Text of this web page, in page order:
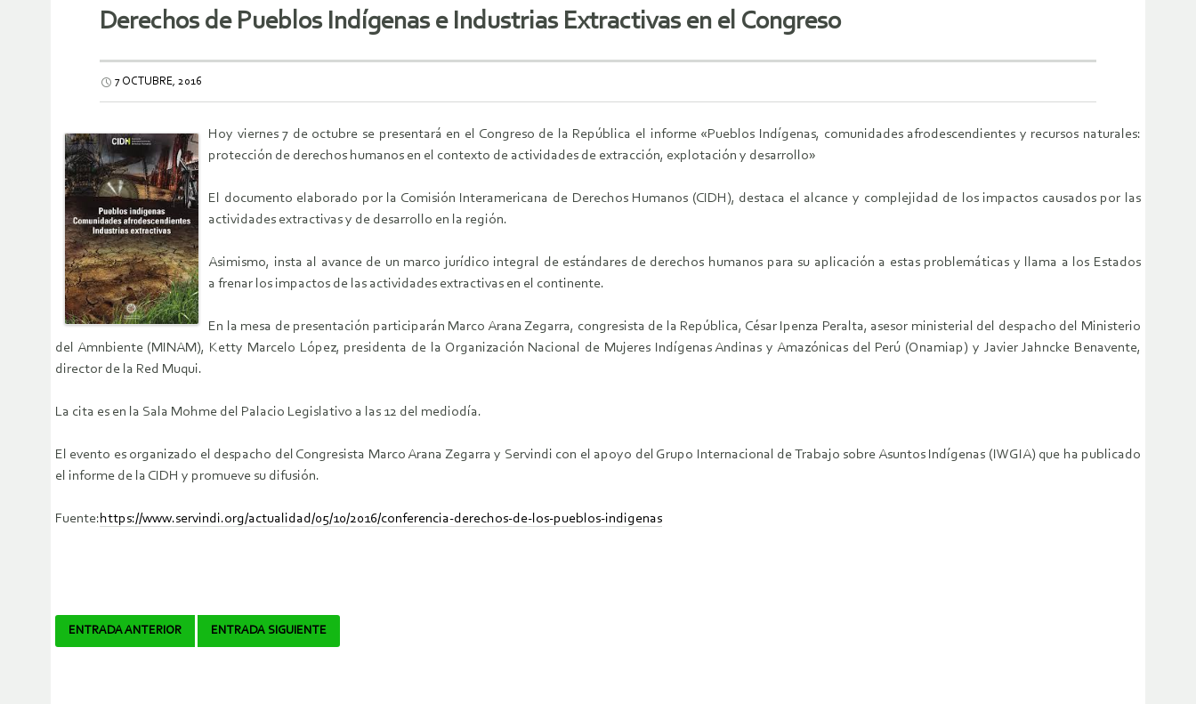
Derechos de Pueblos Indígenas e Industrias Extractivas en el Congreso
7 OCTUBRE, 2016
Hoy viernes 7 de octubre se presentará en el Congreso de la República el informe «Pueblos Indígenas, comunidades afrodescendientes y recursos naturales:
protección de derechos humanos en el contexto de actividades de extracción, explotación y desarrollo»
El documento elaborado por la Comisión Interamericana de Derechos Humanos (CIDH), destaca el alcance y complejidad de los impactos causados por las
actividades extractivas y de desarrollo en la región.
Asimismo, insta al avance de un marco jurídico integral de estándares de derechos humanos para su aplicación a estas problemáticas y llama a los Estados
a frenar los impactos de las actividades extractivas en el continente.
En la mesa de presentación participarán Marco Arana Zegarra, congresista de la República, César Ipenza Peralta, asesor ministerial del despacho del Ministerio
del Amnbiente (MINAM), Ketty Marcelo López, presidenta de la Organización Nacional de Mujeres Indígenas Andinas y Amazónicas del Perú (Onamiap) y Javier Jahncke Benavente,
director de la Red Muqui.
La cita es en la Sala Mohme del Palacio Legislativo a las 12 del mediodía.
El evento es organizado el despacho del Congresista Marco Arana Zegarra y Servindi con el apoyo del Grupo Internacional de Trabajo sobre Asuntos Indígenas (IWGIA) que ha publicado
el informe de la CIDH y promueve su difusión.
Fuente:https://www.servindi.org/actualidad/05/10/2016/conferencia-derechos-de-los-pueblos-indigenas
Navegador
ENTRADA ANTERIOR ENTRADA SIGUIENTE